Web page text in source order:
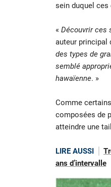
sein duquel ces
« Découvrir ces
auteur principal
des types de
semblé
hawaïenne. »
Comme
composées de
atteindre une
LIRE AUSSI
ans d’intervalle